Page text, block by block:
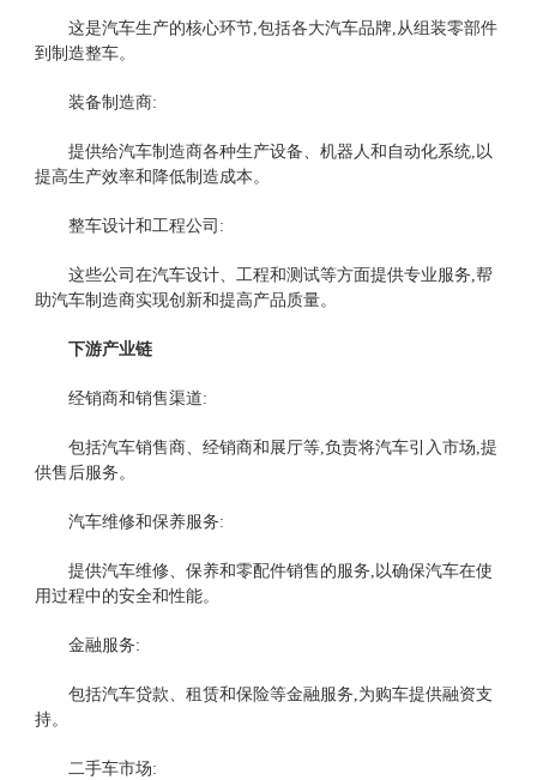
这是汽车生产的核心环节,包括各大汽车品牌,从组装零部件
到制造整车。
装备制造商:
提供给汽车制造商各种生产设备、机器人和自动化系统,以
提高生产效率和降低制造成本。
整车设计和工程公司:
这些公司在汽车设计、工程和测试等方面提供专业服务,帮
助汽车制造商实现创新和提高产品质量。
下游产业链
经销商和销售渠道:
包括汽车销售商、经销商和展厅等,负责将汽车引入市场,提
供售后服务。
汽车维修和保养服务:
提供汽车维修、保养和零配件销售的服务,以确保汽车在使
用过程中的安全和性能。
金融服务:
包括汽车贷款、租赁和保险等金融服务,为购车提供融资支
持。
二手车市场: